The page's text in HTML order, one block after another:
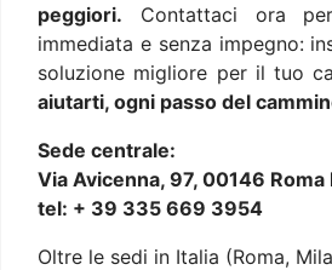
peggiori. Contattaci ora
immediata e senza impegno:
soluzione migliore per il tuo
aiutarti, ogni passo del
Sede centrale:
Via Avicenna, 97, 00146 Roma
tel: + 39 335 669 3954
Oltre le sedi in Italia (Roma,